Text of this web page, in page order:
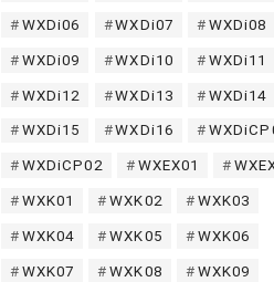
WXDi06 WXDi07 WXDi08
WXDi09 WXDi10 WXDi11
WXDi12 WXDi13 WXDi14
WXDi15 WXDi16
WXDiCP02 WXEX01
WXK01 WXK02 WXK03
WXK04 WXK05 WXK06
WXK07 WXK08 WXK09